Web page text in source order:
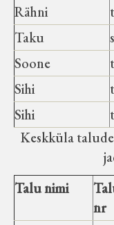
Rähni
Taku
Soone
Sihi
Sihi
Keskküla
Talu nimi
nr